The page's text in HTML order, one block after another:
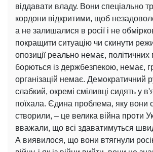
віддавати владу. Вони спеціально
кордони відкритими, щоб
а не залишалися в росії і не
покращити ситуацію чи скинути
опозиції реально немає, політичних
борються із держбезпекою, немає,
організацій немає. Демократичний
слабкий, окремі сміливці сидять у
поїхала. Єдина проблема, яку вони
створили, – це велика війна проти
вважали, що всі здаватимуться
А виявилося, що вони втягнули